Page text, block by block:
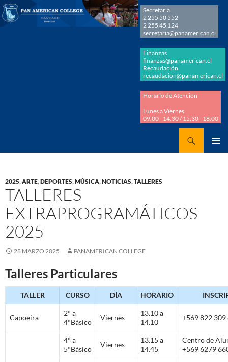
Secretaria
2 255 50 552
2 255 45 124
secretaria@panamerican.cl
Finanzas
finanzas@panamerican.cl
Recaudación
recaudacion@panamerican.cl
Horario de Atención
Lunes a Viernes
09.00 - 14.30 / 15.30 - 18.00
2025,ARTE,DEPORTES,MÚSICA,NOTICIAS,TALLERES
TALLERES
EXTRAPROGRAMÁTICOS
2025
28 MARZO 2025 PANAMERICAN COLLEGE
Talleres Particulares
TALLER CURSO DÍA HORARIO
Capoeira
2° a
4°Básico
Viernes
13.10 a
14.10
+569 822 309
4° a
5°Básico
Viernes
13.15 a
14.45
Centro de
+569 6279